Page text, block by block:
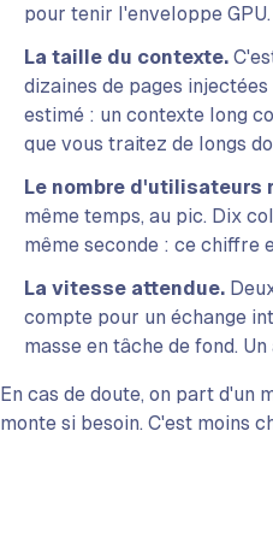
pour tenir l'enveloppe GPU.
La taille du contexte.
dizaines de pages
estimé : un contexte long
que vous traitez de longs
Le nombre d'utilisateurs
même temps, au pic. Dix
même seconde : ce chiffre
La vitesse attendue.
compte pour un échange
masse en tâche de fond.
En cas de doute, on part d'un
monte si besoin. C'est moins